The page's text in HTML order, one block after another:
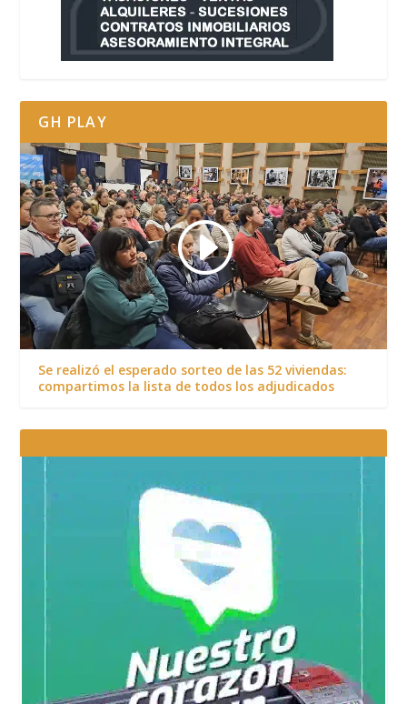
GH PLAY
Se realizó el esperado sorteo de las 52 viviendas:
compartimos la lista de todos los adjudicados